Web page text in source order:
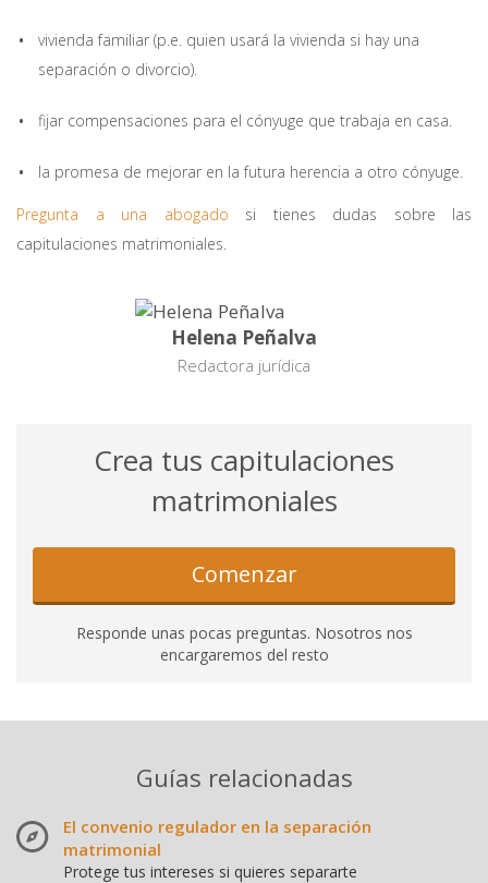
vivienda familiar (p.e. quien usará la vivienda si hay una
separación o divorcio).
fijar compensaciones para el cónyuge que trabaja en casa.
la promesa de mejorar en la futura herencia a otro cónyuge.
Pregunta a una abogado si tienes dudas sobre las
capitulaciones matrimoniales.
Helena Peñalva
Redactora jurídica
Crea tus capitulaciones
matrimoniales
Comenzar
Responde unas pocas preguntas. Nosotros nos
encargaremos del resto
Guías relacionadas
El convenio regulador en la separación
matrimonial
Protege tus intereses si quieres separarte